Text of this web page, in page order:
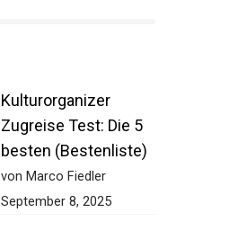
Kulturorganizer
Zugreise Test: Die 5
besten (Bestenliste)
von Marco Fiedler
September 8, 2025